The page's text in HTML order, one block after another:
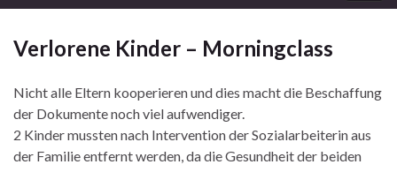
Verlorene Kinder – Morningclass
Nicht alle Eltern kooperieren und dies macht die Beschaffung
der Dokumente noch viel aufwendiger.
2 Kinder mussten nach Intervention der Sozialarbeiterin aus
der Familie entfernt werden, da die Gesundheit der beiden